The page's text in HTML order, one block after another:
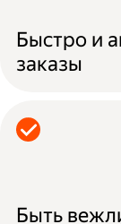
Быстро и
заказы
Быть